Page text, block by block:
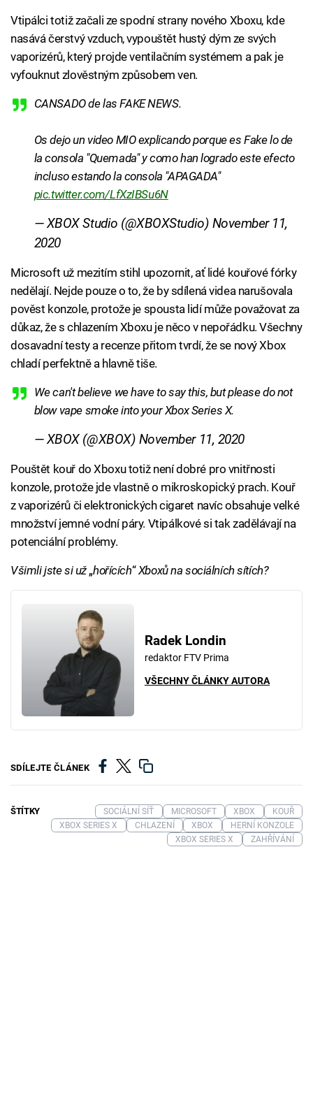
Vtipálci totiž začali ze spodní strany nového Xboxu, kde
nasává čerstvý vzduch, vypouštět hustý dým ze svých
vaporizérů, který projde ventilačním systémem a pak je
vyfouknut zlověstným způsobem ven.
CANSADO de las FAKE NEWS.
Os dejo un video MIO explicando porque es Fake lo de
la consola "Quemada" y como han logrado este efecto
incluso estando la consola "APAGADA"
pic.twitter.com/LfXzIBSu6N
— XBOX Studio (@XBOXStudio) November 11,
2020
Microsoft už mezitím stihl upozornit, ať lidé kouřové fórky
nedělají. Nejde pouze o to, že by sdílená videa narušovala
pověst konzole, protože je spousta lidí může považovat za
důkaz, že s chlazením Xboxu je něco v nepořádku. Všechny
dosavadní testy a recenze přitom tvrdí, že se nový Xbox
chladí perfektně a hlavně tiše.
We can't believe we have to say this, but please do not
blow vape smoke into your Xbox Series X.
— XBOX (@XBOX) November 11, 2020
Pouštět kouř do Xboxu totiž není dobré pro vnitřnosti
konzole, protože jde vlastně o mikroskopický prach. Kouř
z vaporizérů či elektronických cigaret navíc obsahuje velké
množství jemné vodní páry. Vtipálkové si tak zadělávají na
potenciální problémy.
Všimli jste si už „hořících“Xboxů na sociálních sítích?
Radek Londin
redaktor FTV Prima
VŠECHNY ČLÁNKY AUTORA
SDÍLEJTE ČLÁNEK
ŠTÍTKY SOCIÁLNÍ SÍŤ MICROSOFT XBOX
KOUŘ
XBOX SERIES X
CHLAZENÍ XBOX
HERNÍ KONZOLE
XBOX SERIES X
ZAHŘÍVÁNÍ